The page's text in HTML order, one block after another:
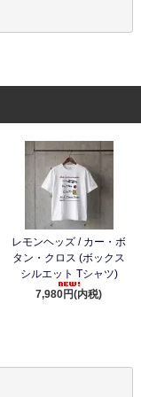
レモンヘッズ / カー・ボ
タン・クロス (ボックス
シルエット Tシャツ)
7,980円(内税)